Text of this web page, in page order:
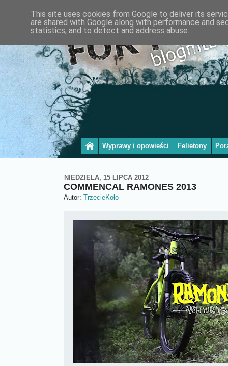
Wyprawy i opowieści Felietony
NIEDZIELA, 15 LIPCA 2012
COMMENCAL RAMONES 2013
Autor: TrzecieKoło
This site uses cookies from Google to deliver its
are shared with Google along with performance and
statistics, and to detect and address abuse.